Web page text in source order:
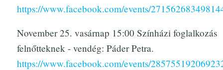
https://www.facebook.com/events/
November 25. vasárnap 15:00 Színházi foglalkozás
felnőtteknek - vendég: Páder Petra.
https://www.facebook.com/events/